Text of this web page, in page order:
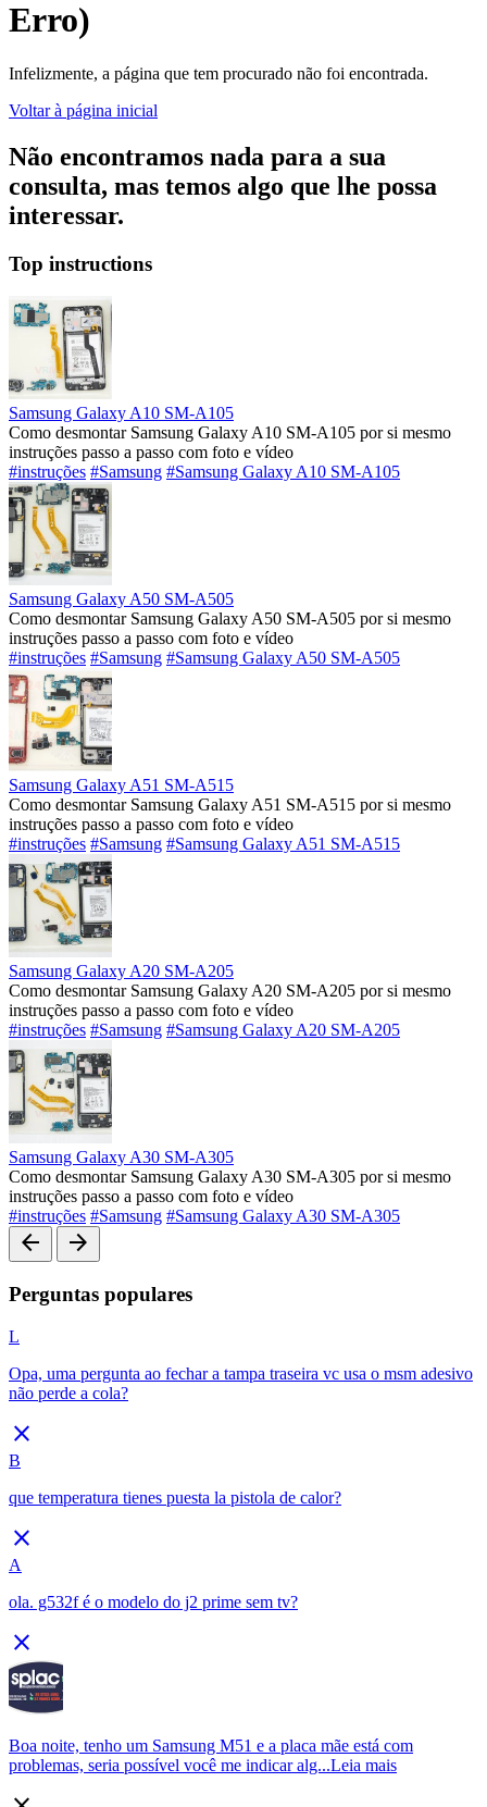
Erro)
Infelizmente, a página que tem procurado não foi encontrada.
Voltar à página inicial
Não encontramos nada para a sua
consulta, mas temos algo que lhe possa
interessar.
Top instructions
Samsung Galaxy A10 SM-A105
Como desmontar Samsung Galaxy A10 SM-A105 por si mesmo
instruções passo a passo com foto e vídeo
#instruções #Samsung #Samsung Galaxy A10 SM-A105
Samsung Galaxy A50 SM-A505
Como desmontar Samsung Galaxy A50 SM-A505 por si mesmo
instruções passo a passo com foto e vídeo
#instruções #Samsung #Samsung Galaxy A50 SM-A505
Samsung Galaxy A51 SM-A515
Como desmontar Samsung Galaxy A51 SM-A515 por si mesmo
instruções passo a passo com foto e vídeo
#instruções #Samsung #Samsung Galaxy A51 SM-A515
Samsung Galaxy A20 SM-A205
Como desmontar Samsung Galaxy A20 SM-A205 por si mesmo
instruções passo a passo com foto e vídeo
#instruções #Samsung #Samsung Galaxy A20 SM-A205
Samsung Galaxy A30 SM-A305
Como desmontar Samsung Galaxy A30 SM-A305 por si mesmo
instruções passo a passo com foto e vídeo
#instruções #Samsung #Samsung Galaxy A30 SM-A305
arrow_back arrow_forward
Perguntas populares
L
Opa, uma pergunta ao fechar a tampa traseira vc usa o msm adesivo
não perde a cola?
close
B
que temperatura tienes puesta la pistola de calor?
close
A
ola. g532f é o modelo do j2 prime sem tv?
close
Boa noite, tenho um Samsung M51 e a placa mãe está com
problemas, seria possível você me indicar alg...Leia mais